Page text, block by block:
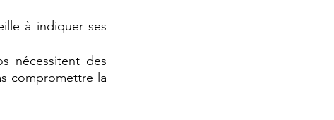
à indiquer ses
nécessitent des
compromettre la